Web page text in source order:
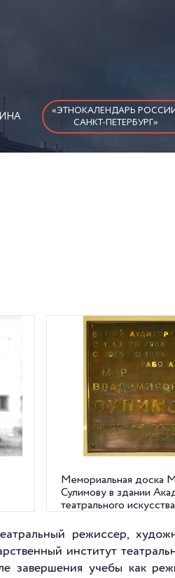
«ЭТНОКАЛЕНДАРЬ
САНКТ-ПЕТЕРБУРГ»
Мемориальная доска
Сулимову в здании
театрального
режиссер,
институт
завершения учебы как